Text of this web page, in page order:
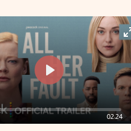
02:24
Play